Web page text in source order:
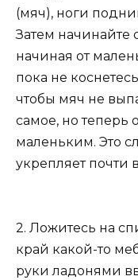
(мяч), ноги
Затем начинайте
начиная от
пока не
чтобы мяч не
самое, но теперь
маленьким. Это
укрепляет почти
2. Ложитесь на
край какой-то
руки ладонями